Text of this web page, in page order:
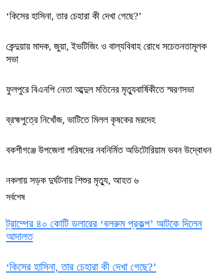
‘কিসের হাসিনা, তার চেহারা কী দেখা গেছে?’
কেন্দুয়ায় মাদক, জুয়া, ইভটিজিং ও বাল্যবিবাহ রোধে সচেতনতামূলক
সভা
ফুলপুরে বিএনপি নেতা আব্দুল মতিনের মৃত্যুবার্ষিকীতে স্মরণসভা
ব্রহ্মপুত্রে নিখোঁজ, ভাটিতে মিলল কৃষকের মরদেহ
বকশীগঞ্জে উপজেলা পরিষদের নবনির্মিত অডিটোরিয়াম ভবন উদ্বোধন
নকলায় সড়ক দুর্ঘটনায় শিশুর মৃত্যু, আহত ৬
সর্বশেষ
ট্রাম্পের ৪০ কোটি ডলারের ‘বলরুম প্রকল্প’ আটকে দিলেন
আদালত
‘কিসের হাসিনা, তার চেহারা কী দেখা গেছে?’